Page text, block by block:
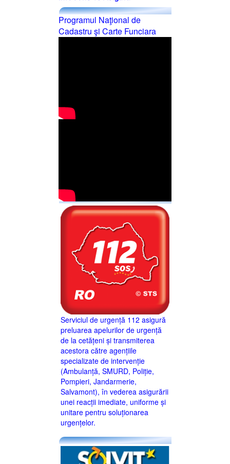
Programul Naţional de
Cadastru şi Carte Funciara
Serviciul de urgență 112 asigură
preluarea apelurilor de urgență
de la cetățeni și transmiterea
acestora către agențiile
specializate de intervenție
(Ambulanță, SMURD, Poliție,
Pompieri, Jandarmerie,
Salvamont), în vederea asigurării
unei reacții imediate, uniforme și
unitare pentru soluționarea
urgențelor.